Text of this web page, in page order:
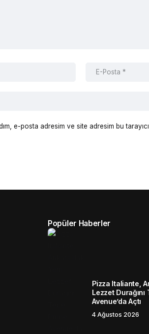
e-posta adresim ve site adresim bu
Popüler Haberler
Pizza Italiante,
Lezzet Durağını
Avenue’da Açtı
4 Ağustos 2026